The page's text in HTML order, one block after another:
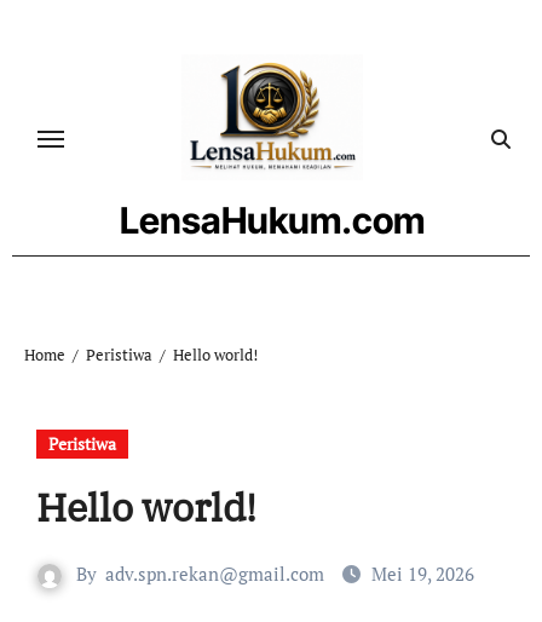
LensaHukum.com
Home Peristiwa Hello world!
Peristiwa
Hello world!
By adv.spn.rekan@gmail.com Mei 19, 2026